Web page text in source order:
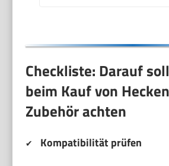
Checkliste: Darauf
beim Kauf von
Zubehör achten
✔ Kompatibilität prüfen